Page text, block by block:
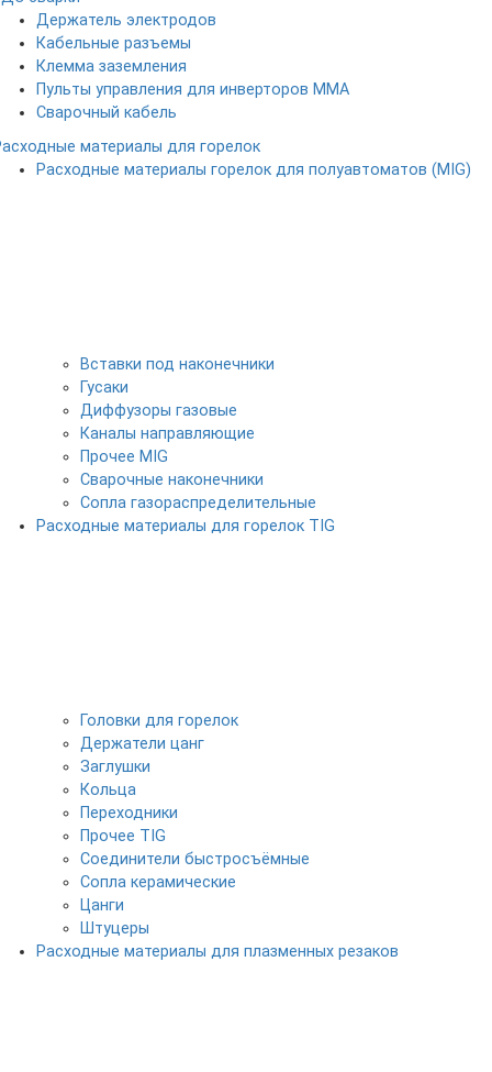
Держатель электродов
Кабельные разъемы
Клемма заземления
Пульты управления для инверторов MMA
Сварочный кабель
материалы для горелок
Расходные материалы горелок для полуавтоматов (MIG)
Вставки под наконечники
Гусаки
Диффузоры газовые
Каналы направляющие
Прочее MIG
Сварочные наконечники
Сопла газораспределительные
Расходные материалы для горелок TIG
Головки для горелок
Держатели цанг
Заглушки
Кольца
Переходники
Прочее TIG
Соединители быстросъёмные
Сопла керамические
Цанги
Штуцеры
Расходные материалы для плазменных резаков